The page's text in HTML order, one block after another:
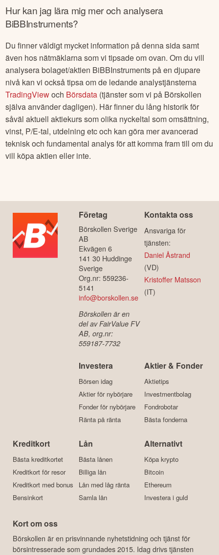
Hur kan jag lära mig mer och analysera
BiBBInstruments?
Du finner väldigt mycket information på denna sida samt
även hos nätmäklarna som vi tipsade om ovan. Om du vill
analysera bolaget/aktien BiBBInstruments på en djupare
nivå kan vi också tipsa om de ledande analystjänsterna
TradingViewoch Börsdata (tjänster som vi på Börskollen
själva använder dagligen). Här finner du lång historik för
såväl aktuell aktiekurs som olika nyckeltal som omsättning,
vinst, P/E-tal, utdelning etc och kan göra mer avancerad
teknisk och fundamental analys för att komma fram till om du
vill köpa aktien eller inte.
Företag
Börskollen Sverige
AB
Ekvägen 6
141 30 Huddinge
Sverige
Org.nr: 559236-
5141
info@borskollen.se
Börskollen är en
del av FairValue FV
AB, org.nr:
559187-7732
Kontakta oss
Ansvariga för
tjänsten:
Daniel Åstrand
(VD)
Kristoffer Matsson
(IT)
Investera
Börsen idag
Aktier för nybörjare
Fonder för nybörjare
Ränta på ränta
Aktier & Fonder
Aktietips
Investmentbolag
Fondrobotar
Bästa fonderna
Kreditkort
Bästa kreditkortet
Kreditkort för resor
Kreditkort med bonus
Bensinkort
Lån
Bästa lånen
Billiga lån
Lån med låg ränta
Samla lån
Alternativt
Köpa krypto
Bitcoin
Ethereum
Investera i guld
Kort om oss
Börskollen är en prisvinnande nyhetstidning och tjänst för
börsintresserade som grundades 2015. Idag drivs tjänsten